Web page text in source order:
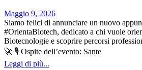
Maggio 9, 2026
Siamo felici di annunciare un nuovo
#OrientaBiotech, dedicato a chi vuole
Biotecnologie e scoprire percorsi
🚀 🎙 Ospite dell’evento: Sante
Leggi di più...